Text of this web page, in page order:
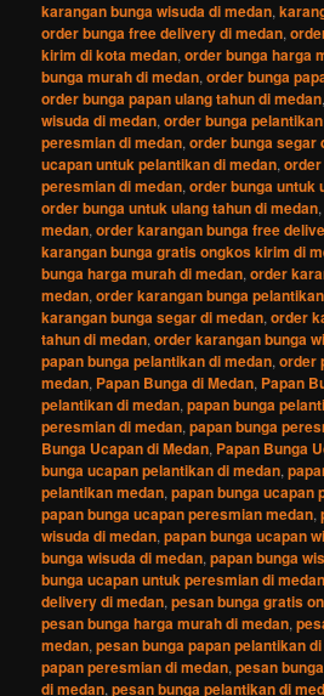
karangan bunga wisuda di medan,
order bunga free delivery di medan,
kirim di kota medan,order bunga harga
bunga murah di medan,order bunga
order bunga papan ulang tahun di medan
wisuda di medan,order bunga
peresmian di medan,order bunga segar
ucapan untuk pelantikan di medan,
peresmian di medan,order bunga untuk
order bunga untuk ulang tahun di medan
medan,order karangan bunga free
karangan bunga gratis ongkos kirim di
bunga harga murah di medan,order
medan,order karangan bunga
karangan bunga segar di medan,order
tahun di medan,order karangan bunga
papan bunga pelantikan di medan,order
medan, Papan Bunga di Medan, Papan
pelantikan di medan,papan bunga
peresmian di medan,papan bunga
Bunga Ucapan di Medan, Papan Bunga
bunga ucapan pelantikan di medan,
pelantikan medan,papan bunga ucapan
papan bunga ucapan peresmian medan,
wisuda di medan,papan bunga ucapan
bunga wisuda di medan,papan bunga
bunga ucapan untuk peresmian di medan
delivery di medan,pesan bunga gratis
pesan bunga harga murah di medan,
medan,pesan bunga papan pelantikan
papan peresmian di medan,pesan
di medan,pesan bunga pelantikan di